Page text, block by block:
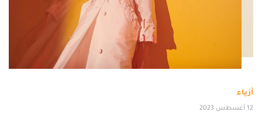
أزياء
12 أغسطس 2023